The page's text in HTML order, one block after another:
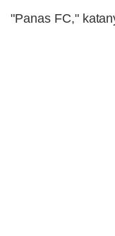
"Panas FC,"